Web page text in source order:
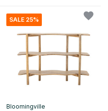
SALE 25%
Bloomingville